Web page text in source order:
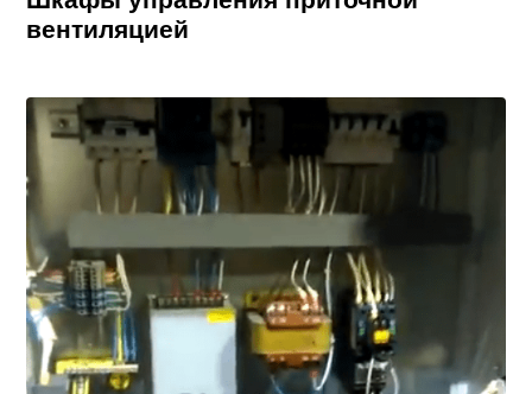
вентиляцией